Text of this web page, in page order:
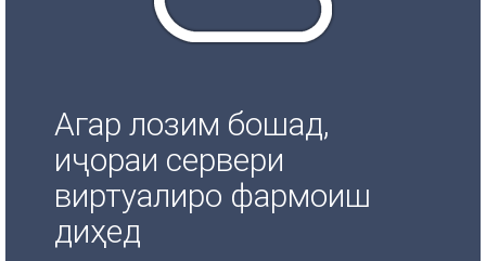
Агар лозим бошад,
иҷораи сервери
виртуалиро фармоиш
диҳед